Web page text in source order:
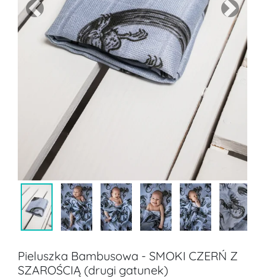
Previous Next
Pieluszka Bambusowa - SMOKI CZERŃ Z
SZAROŚCIĄ (drugi gatunek)